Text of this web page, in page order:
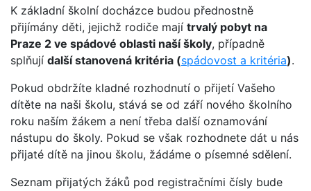
K základní školní docházce budou přednostně
přijímány děti, jejichž rodiče mají trvalý pobyt na
Praze 2 ve spádové oblasti naší školy, případně
splňují další stanovená kritéria (spádovost a kritéria).
Pokud obdržíte kladné rozhodnutí o přijetí Vašeho
dítěte na naši školu, stává se od září nového školního
roku naším žákem a není třeba další oznamování
nástupu do školy. Pokud se však rozhodnete dát u nás
přijaté dítě na jinou školu, žádáme o písemné sdělení.
Seznam přijatých žáků pod registračními čísly bude